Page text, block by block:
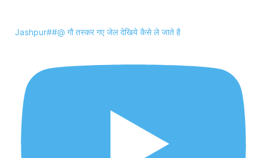
Jashpur##@ गौ तस्कर गए जेल देखिये कैसे ले जाते है